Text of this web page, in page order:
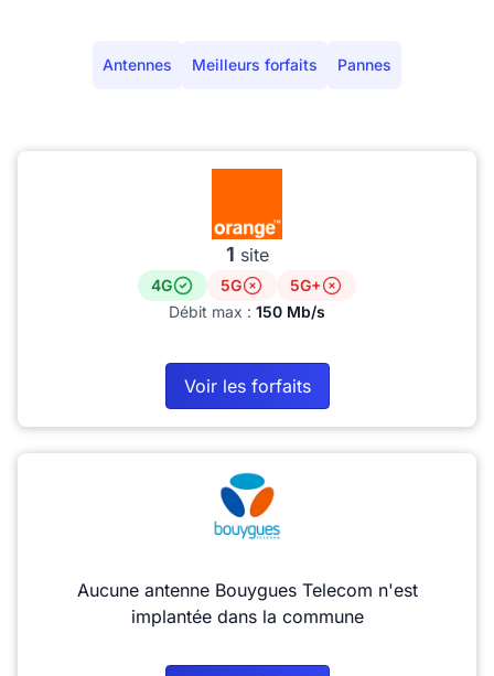
Antennes Meilleurs forfaits Pannes
1 site
4G 5G
5G+
Débit max : 150 Mb/s
Voir les forfaits
Aucune antenne Bouygues Telecom n'est
implantée dans la commune